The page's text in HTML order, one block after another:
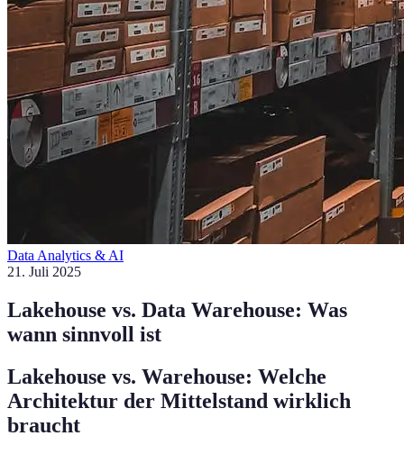
Data Analytics & AI
21. Juli 2025
Lakehouse vs. Data Warehouse: Was
wann sinnvoll ist
Lakehouse vs. Warehouse: Welche
Architektur der Mittelstand wirklich
braucht